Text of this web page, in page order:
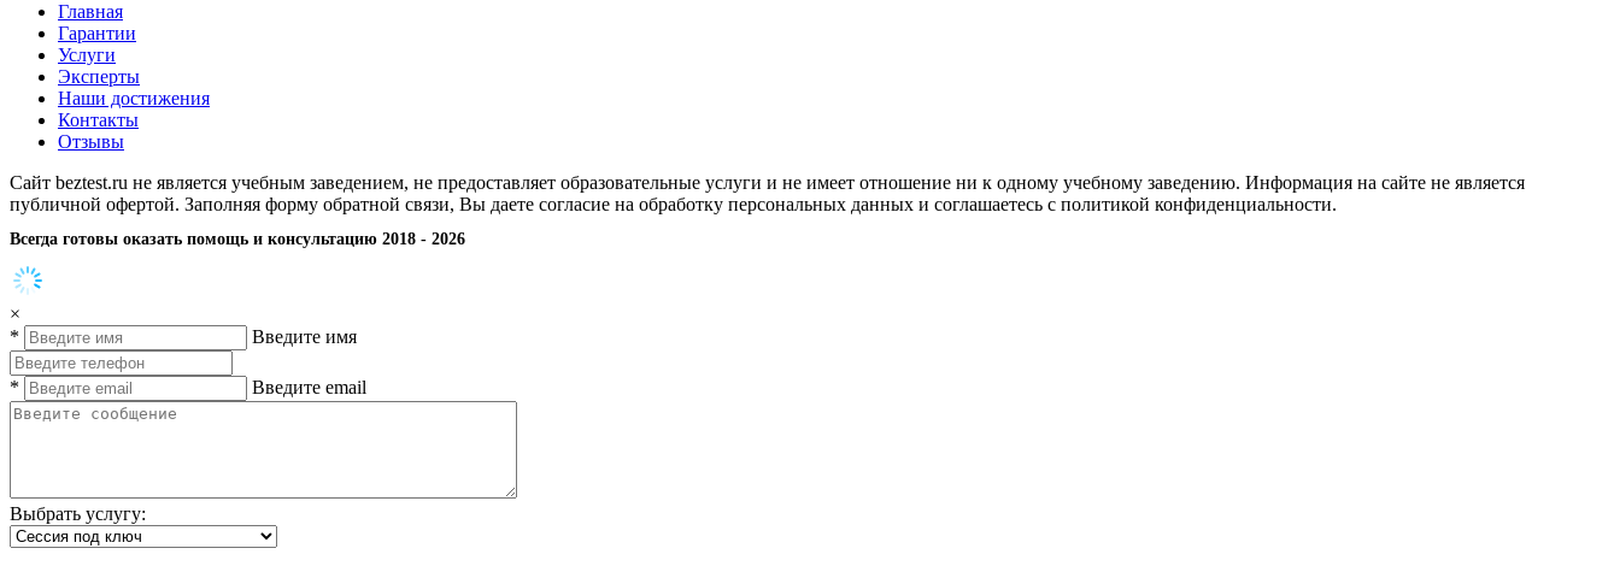
Главная
Гарантии
Услуги
Эксперты
Наши достижения
Контакты
Отзывы
Сайт beztest.ru не является учебным заведением, не предоставляет образовательные услуги и не имеет отношение ни к одному учебному заведению. Информация на сайте не является
публичной офертой. Заполняя форму обратной связи, Вы даете согласие на обработку персональных данных и соглашаетесь с политикой конфиденциальности.
Всегда готовы оказать помощь и консультацию 2018 - 2026
×
*
Введите имя
* Введите email
Выбрать услугу: